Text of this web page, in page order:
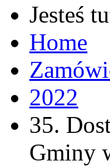
Jesteś
Home
2022
35.
Gminy